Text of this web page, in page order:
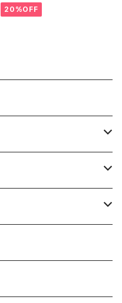
20%OFF